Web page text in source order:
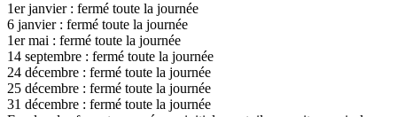
1er janvier : fermé toute la journée
6 janvier : fermé toute la journée
1er mai : fermé toute la journée
14 septembre : fermé toute la journée
24 décembre : fermé toute la journée
25 décembre : fermé toute la journée
31 décembre : fermé toute la journée